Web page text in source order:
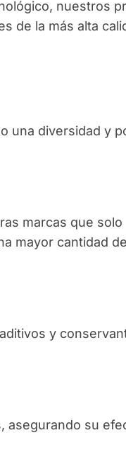
nuestros
de la más alta
una diversidad y
marcas que solo
mayor cantidad de
y
asegurando su